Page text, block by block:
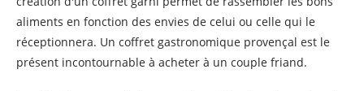
aliments en fonction des envies de celui ou celle qui le
réceptionnera. Un coffret gastronomique provençal est le
présent incontournable à acheter à un couple friand.